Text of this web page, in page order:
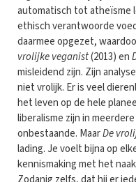
automatisch tot atheïsme
ethisch verantwoorde
daarmee opgezet,
vrolijke veganist(2013) en
misleidend zijn. Zijn
niet vrolijk. Er is veel
het leven op de hele
liberalisme zijn in
onbestaande. MaarDe
lading. Je voelt bijna op
kennismaking met het